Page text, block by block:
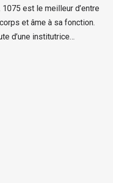
est le meilleur d’entre
et âme à sa fonction.
d’une institutrice…